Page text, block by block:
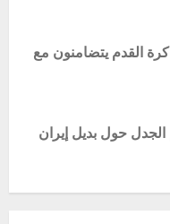
القدم يتضامنون مع
الجدل حول بديل إيران